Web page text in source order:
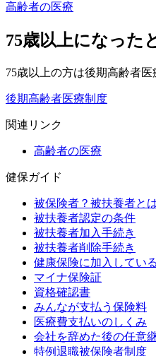
高齢者の医療
75歳以上になった
75歳以上の方は後期高齢者医
後期高齢者医療制度
関連リンク
高齢者の医療
健保ガイド
被保険者？被扶養者と
被扶養者認定の条件
被扶養者加入手続き
被扶養者削除手続き
健康保険に加入してい
マイナ保険証
資格確認書
みんなが支払う保険料
医療費支払いのしくみ
会社を辞めた後の任意
特例退職被保険者制度